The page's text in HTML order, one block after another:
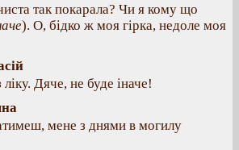
так покарала? Чи я кому що
). О, бідко ж моя гірка, недоле моя
Дяче, не буде іначе!
мене з днями в могилу